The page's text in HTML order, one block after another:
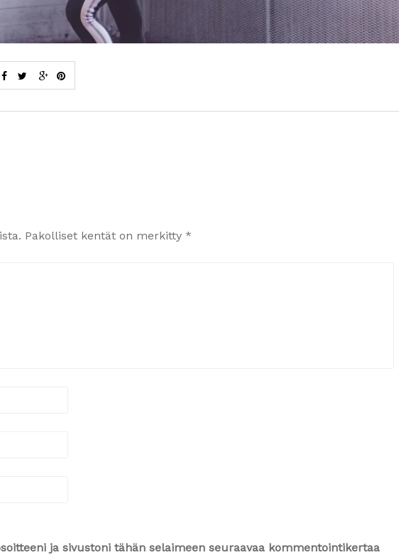
Pakolliset kentät on merkitty *
ja sivustoni tähän selaimeen seuraavaa kommentointikertaa